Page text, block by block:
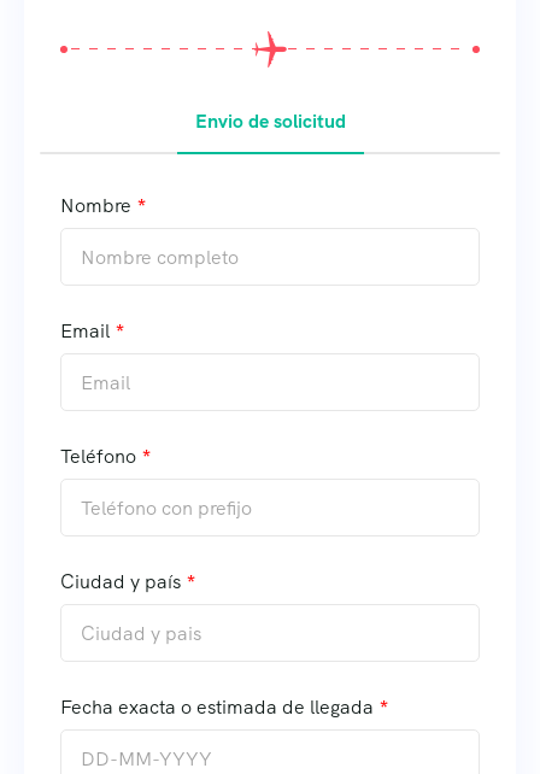
Envio de solicitud
Nombre
Email
Teléfono
Ciudad y país
Fecha exacta o estimada de llegada